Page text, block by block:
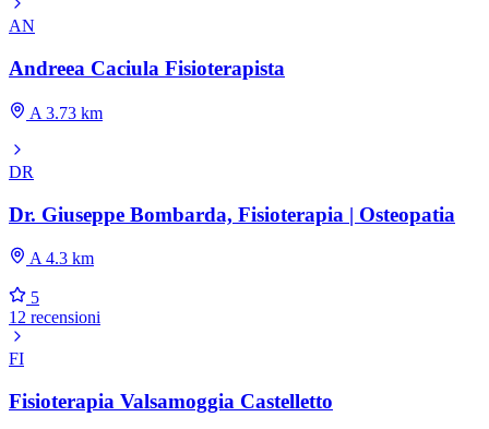
AN
Andreea Caciula Fisioterapista
A 3.73 km
DR
Dr. Giuseppe Bombarda, Fisioterapia | Osteopatia
A 4.3 km
5
12 recensioni
FI
Fisioterapia Valsamoggia Castelletto